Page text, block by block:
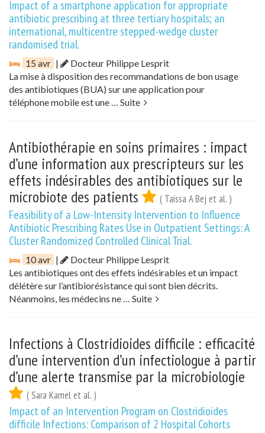
Impact of a smartphone application for appropriate
antibiotic prescribing at three tertiary hospitals; an
international, multicentre stepped-wedge cluster
randomised trial.
15 avr |
Docteur Philippe Lesprit
La mise à disposition des recommandations de bon usage
des antibiotiques (BUA) sur une application pour
téléphone mobile est une … Suite
Antibiothérapie en soins primaires : impact
d’une information aux prescripteurs sur les
effets indésirables des antibiotiques sur le
microbiote des patients
( Taissa A Bej et al. )
Feasibility of a Low-Intensity Intervention to Influence
Antibiotic Prescribing Rates Use in Outpatient Settings: A
Cluster Randomized Controlled Clinical Trial.
10 avr |
Docteur Philippe Lesprit
Les antibiotiques ont des effets indésirables et un impact
délétère sur l’antibiorésistance qui sont bien décrits.
Néanmoins, les médecins ne … Suite
Infections à Clostridioides difficile : efficacité
d’une intervention d’un infectiologue à partir
d’une alerte transmise par la microbiologie
( Sara Kamel et al. )
Impact of an Intervention Program on Clostridioides
difficile Infections: Comparison of 2 Hospital Cohorts